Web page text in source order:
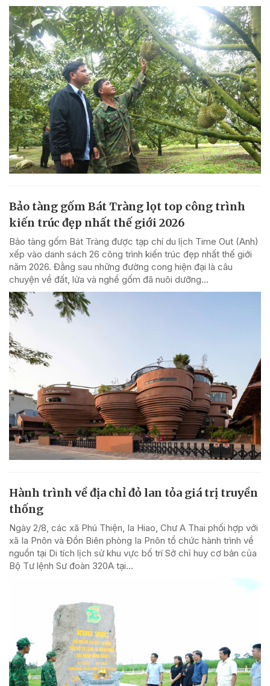
Bảo tàng gốm Bát Tràng lọt top công trình
kiến trúc đẹp nhất thế giới 2026
Bảo tàng gốm Bát Tràng được tạp chí du lịch Time Out (Anh)
xếp vào danh sách 26 công trình kiến trúc đẹp nhất thế giới
năm 2026. Đằng sau những đường cong hiện đại là câu
chuyện về đất, lửa và nghề gốm đã nuôi dưỡng...
Hành trình về địa chỉ đỏ lan tỏa giá trị truyền
thống
Ngày 2/8, các xã Phú Thiện, Ia Hiao, Chư A Thai phối hợp với
xã Ia Pnôn và Đồn Biên phòng Ia Pnôn tổ chức hành trình về
nguồn tại Di tích lịch sử khu vực bố trí Sở chỉ huy cơ bản của
Bộ Tư lệnh Sư đoàn 320A tại...